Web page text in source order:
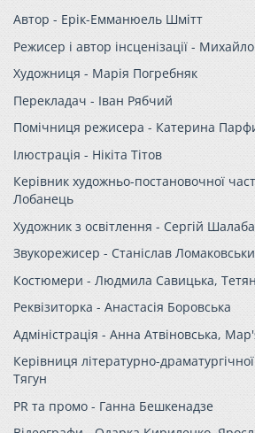
Автор - Ерік-Емманюель Шмітт
Режисер і автор інсценізації -
Художниця - Марія Погребняк
Перекладач - Іван Рябчий
Помічниця режисера - Катерина
Ілюстрація - Нікіта Тітов
Керівник художньо-постановочної
Лобанець
Художник з освітлення - Сергій
Звукорежисер - Станіслав
Костюмери - Людмила Савицька,
Реквізиторка - Анастасія Боровська
Адміністрація - Анна Атвіновська,
Керівниця літературно-
Тягун
PR та промо - Ганна Бешкенадзе